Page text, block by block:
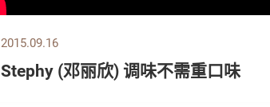
2015.09.16
Stephy (邓丽欣) 调味不需重口味